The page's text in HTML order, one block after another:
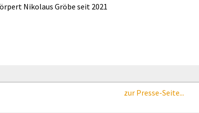
Nikolaus Gröbe seit 2021
zur Presse-Seite...